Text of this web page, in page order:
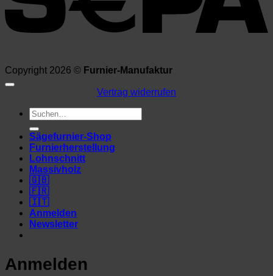
Copyright 2026 © Furnier-Manufaktur
Vertrag widerrufen
Suchen
nach:
Sägefurnier-Shop
Furnierherstellung
Lohnschnitt
Massivholz
🇬🇧
🇫🇷
🇮🇹
Anmelden
Newsletter
Anmelden